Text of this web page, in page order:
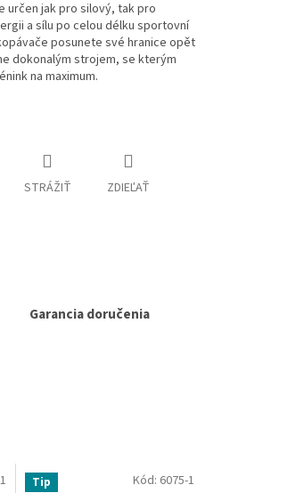
určen jak pro silový, tak pro
a sílu po celou délku sportovní
posunete své hranice opět
dokonalým strojem, se kterým
na maximum.
STRÁŽIŤ ZDIEĽAŤ
Garancia doručenia
Tip Kód: 6075-1